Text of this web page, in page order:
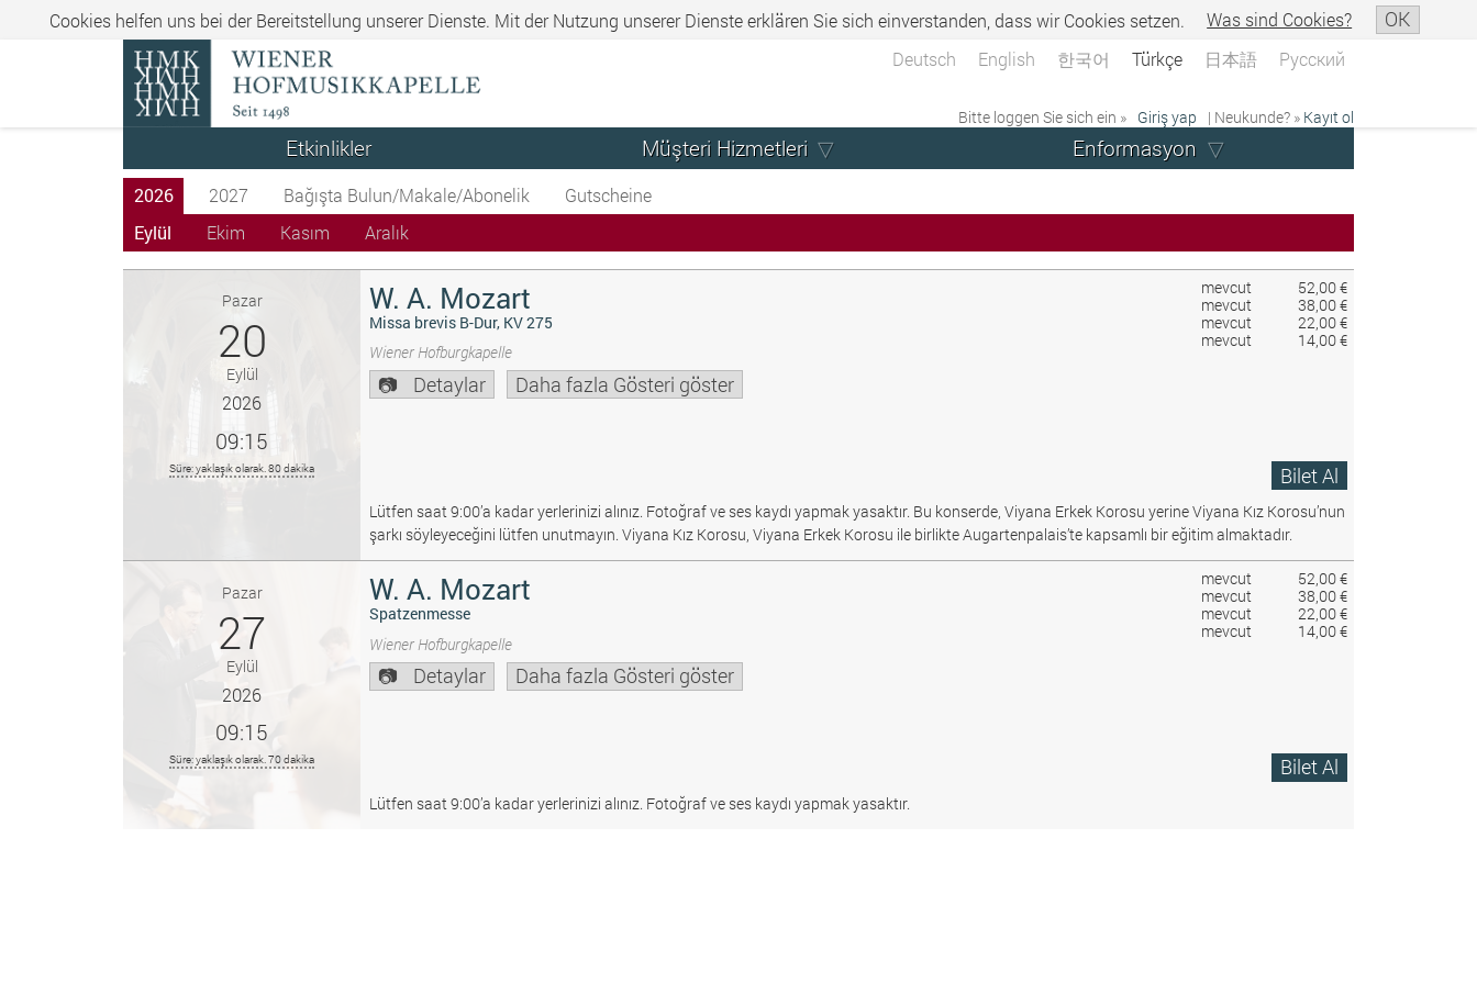
Cookies helfen uns bei der Bereitstellung unserer Dienste. Mit der Nutzung unserer Dienste erklären Sie sich einverstanden, dass wir Cookies setzen. Was sind Cookies? OK
Deutsch English 한국어 Türkçe 日本語 Русский
Bitte loggen Sie sich ein » Giriş yap | Neukunde? » Kayıt ol
Etkinlikler Müşteri Hizmetleri Enformasyon
2026 2027 Bağışta Bulun/Makale/Abonelik
Gutscheine
Eylül
Ekim Kasım Aralık
mevcut
52,00 €
mevcut
38,00 €
mevcut
22,00 €
mevcut
14,00 €
Pazar
20
Eylül
2026
09:15
Süre: yaklaşık olarak. 80 dakika
W. A. Mozart
Missa brevis B-Dur, KV 275
Wiener Hofburgkapelle
Detaylar Daha fazla Gösteri göster
Bilet Al
Lütfen saat 9:00’a kadar yerlerinizi alınız. Fotoğraf ve ses kaydı yapmak yasaktır. Bu konserde, Viyana Erkek Korosu yerine Viyana Kız Korosu’nun
şarkı söyleyeceğini lütfen unutmayın. Viyana Kız Korosu, Viyana Erkek Korosu ile birlikte Augartenpalais’te kapsamlı bir eğitim almaktadır.
mevcut
52,00 €
mevcut
38,00 €
mevcut
22,00 €
mevcut
14,00 €
Pazar
27
Eylül
2026
09:15
Süre: yaklaşık olarak. 70 dakika
W. A. Mozart
Spatzenmesse
Wiener Hofburgkapelle
Detaylar Daha fazla Gösteri göster
Bilet Al
Lütfen saat 9:00’a kadar yerlerinizi alınız. Fotoğraf ve ses kaydı yapmak yasaktır.